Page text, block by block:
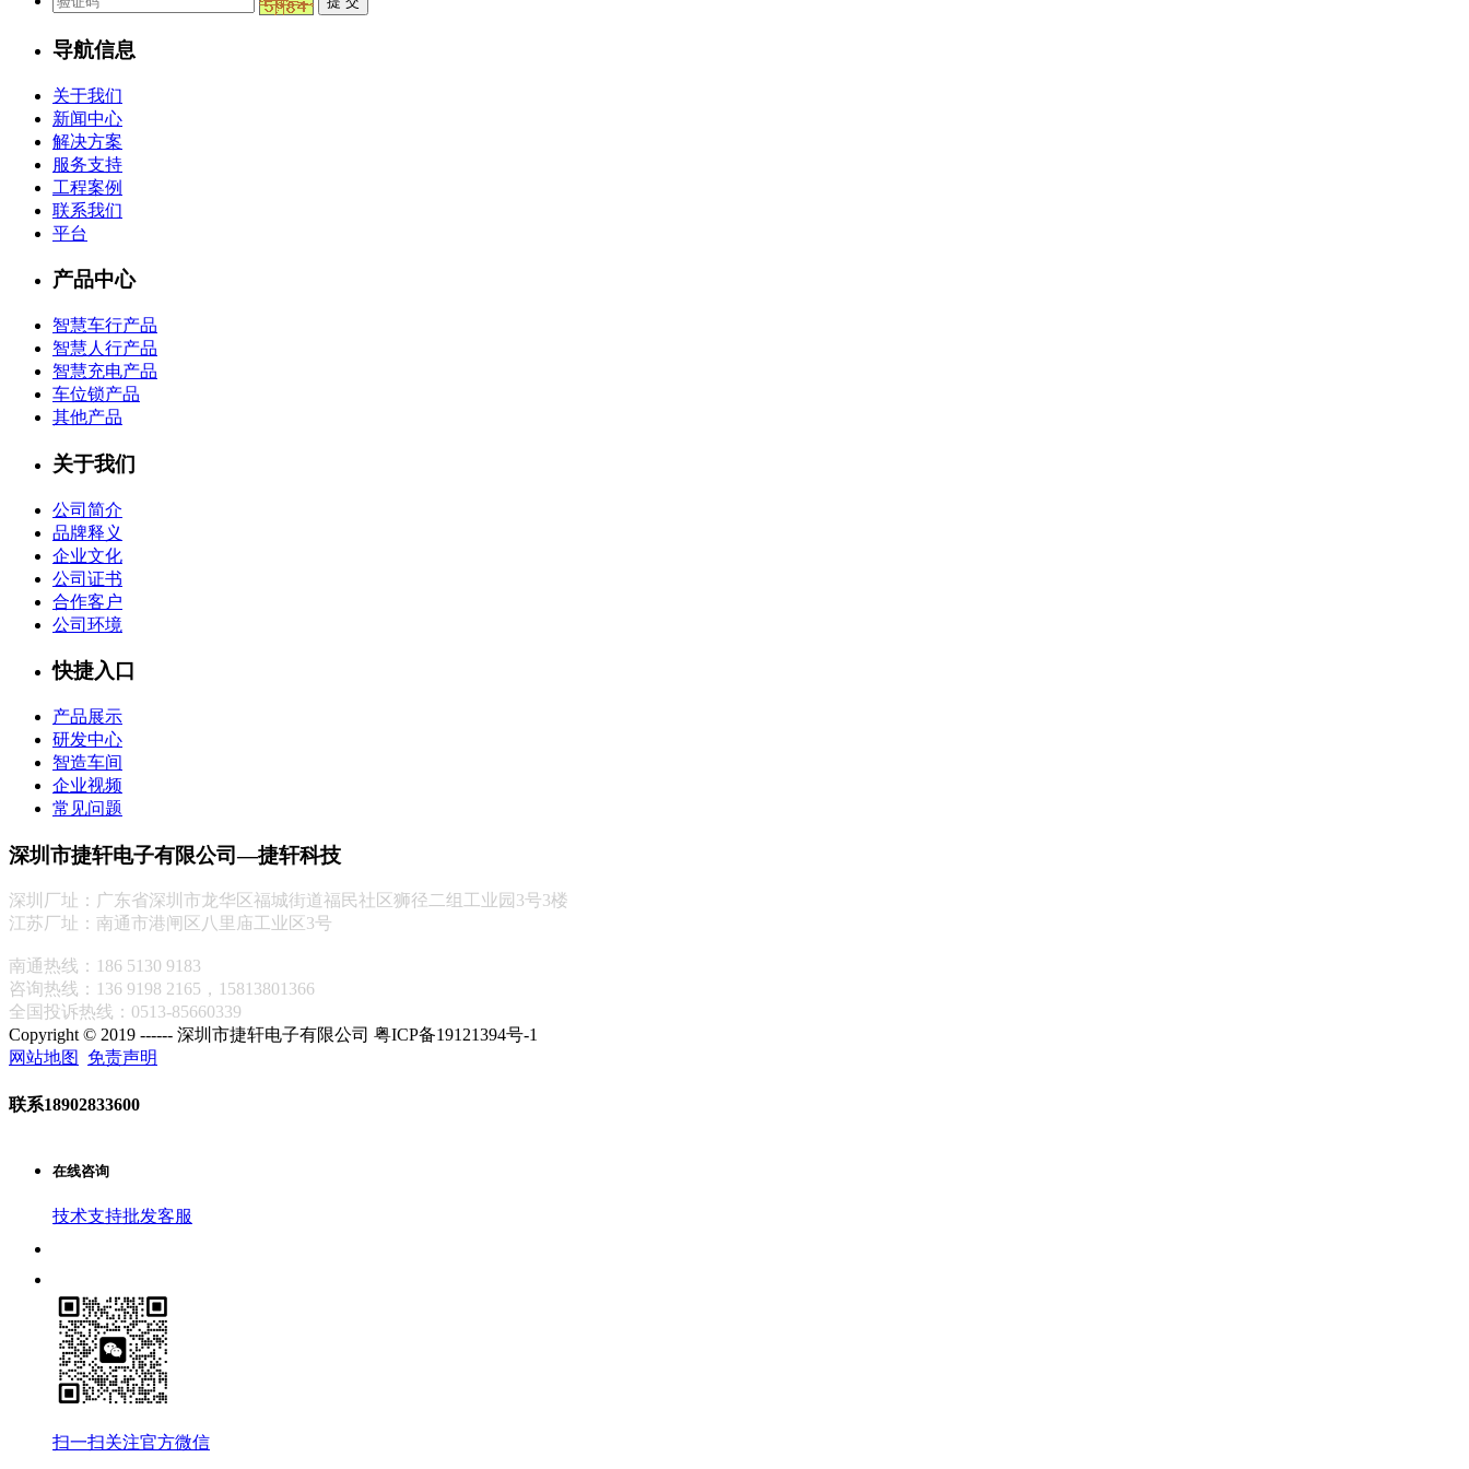
导航信息
关于我们
新闻中心
解决方案
服务支持
工程案例
联系我们
平台
产品中心
智慧车行产品
智慧人行产品
智慧充电产品
车位锁产品
其他产品
关于我们
公司简介
品牌释义
企业文化
公司证书
合作客户
公司环境
快捷入口
产品展示
研发中心
智造车间
企业视频
常见问题
深圳市捷轩电子有限公司—捷轩科技
深圳厂址： 广东省深圳市龙华区福城街道福民社区狮径二组工业园3号3楼
江苏厂址：南通市港闸区八里庙工业区3号
南通热线：186 5130 9183
咨询热线：136 9198 2165，15813801366
全国投诉热线：0513-85660339
Copyright © 2019 ------ 深圳市捷轩电子有限公司 粤ICP备19121394号-1
网站地图
免责声明
联系18902833600
在线咨询
技术支持批发客服
扫一扫关注官方微信